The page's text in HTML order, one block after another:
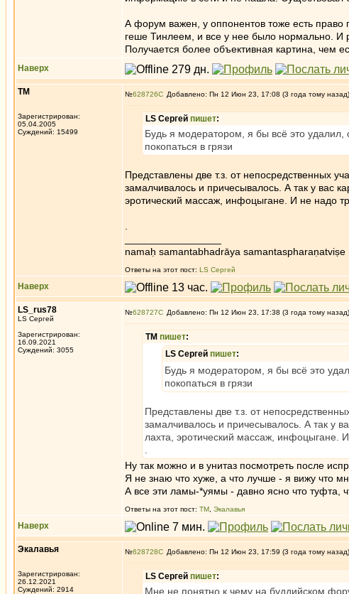
А форум важен, у оппонентов тоже есть право
геше Тинлеем, и все у нее было нормально. И
Получается более объективная картина, чем
Наверх
ТМ
Зарегистрирован:
05.04.2005
Суждений: 15499
№628726 Добавлено: Пн 12 Июн 23, 17:08 (3 года тому назад)
LS Сергей пишет:
Будь я модератором, я бы всё это удалил,
покопаться в грязи
Представлены две т.з. от непосредственных
замалчивалось и причесывалось. А так у вас
эротический массаж, инфоцыгане. И не надо
namaḥ samantabhadrāya samantaspharaṇatviṣe
Ответы на этот пост: LS Сергей
Наверх
LS_rus78
LS Сергей
Зарегистрирован:
16.09.2021
Суждений: 3055
№628727 Добавлено: Пн 12 Июн 23, 17:38 (3 года тому назад)
ТМ пишет:
LS Сергей пишет:
Будь я модератором, я бы всё это
покопаться в грязи
Представлены две т.з. от
замалчивалось и причесывалось. А так у
лахта, эротический массаж, инфоцыгане.
Ну так можно и в унитаз посмотреть после
Я не знаю что хуже, а что лучше - я вижу что
А все эти ламы-*уямы - давно ясно что туфта,
Ответы на этот пост: ТМ Экалавья
Наверх
Экалавья
Зарегистрирован:
26.12.2021
Суждений: 2914
№628728 Добавлено: Пн 12 Июн 23, 17:59 (3 года тому назад)
LS Сергей пишет:
Мне не понятно к чему на буддийском